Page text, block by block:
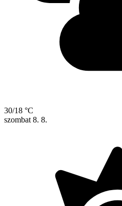
30/18 °C
szombat 8. 8.